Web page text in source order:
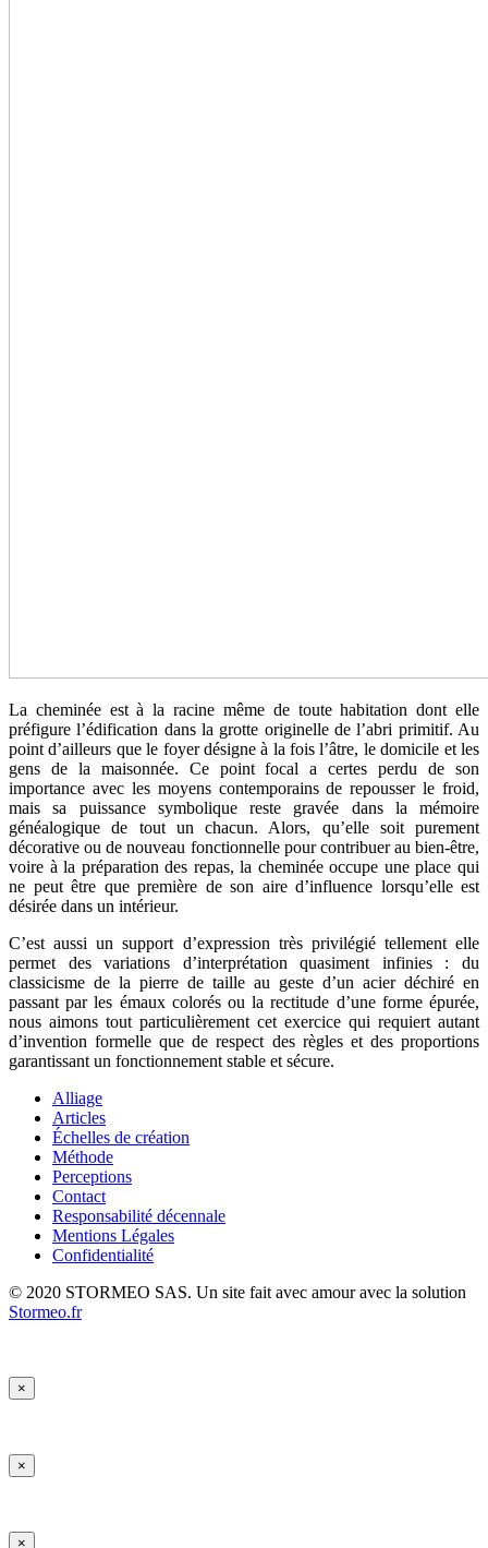
La cheminée est à la racine même de toute habitation dont elle
préfigure l’édification dans la grotte originelle de l’abri primitif. Au
point d’ailleurs que le foyer désigne à la fois l’âtre, le domicile et les
gens de la maisonnée. Ce point focal a certes perdu de son
importance avec les moyens contemporains de repousser le froid,
mais sa puissance symbolique reste gravée dans la mémoire
généalogique de tout un chacun. Alors, qu’elle soit purement
décorative ou de nouveau fonctionnelle pour contribuer au bien-être,
voire à la préparation des repas, la cheminée occupe une place qui
ne peut être que première de son aire d’influence lorsqu’elle est
désirée dans un intérieur.
C’est aussi un support d’expression très privilégié tellement elle
permet des variations d’interprétation quasiment infinies : du
classicisme de la pierre de taille au geste d’un acier déchiré en
passant par les émaux colorés ou la rectitude d’une forme épurée,
nous aimons tout particulièrement cet exercice qui requiert autant
d’invention formelle que de respect des règles et des proportions
garantissant un fonctionnement stable et sécure.
Alliage
Articles
Échelles de création
Méthode
Perceptions
Contact
Responsabilité décennale
Mentions Légales
Confidentialité
© 2020 STORMEO SAS. Un site fait avec amour avec la solution
Stormeo.fr
×
×
×